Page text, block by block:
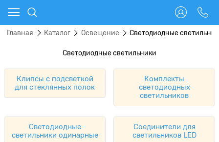
Главная Каталог Освещение Светодиодные
Светодиодные светильники
Клипсы с подсветкой
для стеклянных полок
Комплекты
светодиодных
светильников
Светодиодные
светильники одинарные
Соединители для
светильников LED